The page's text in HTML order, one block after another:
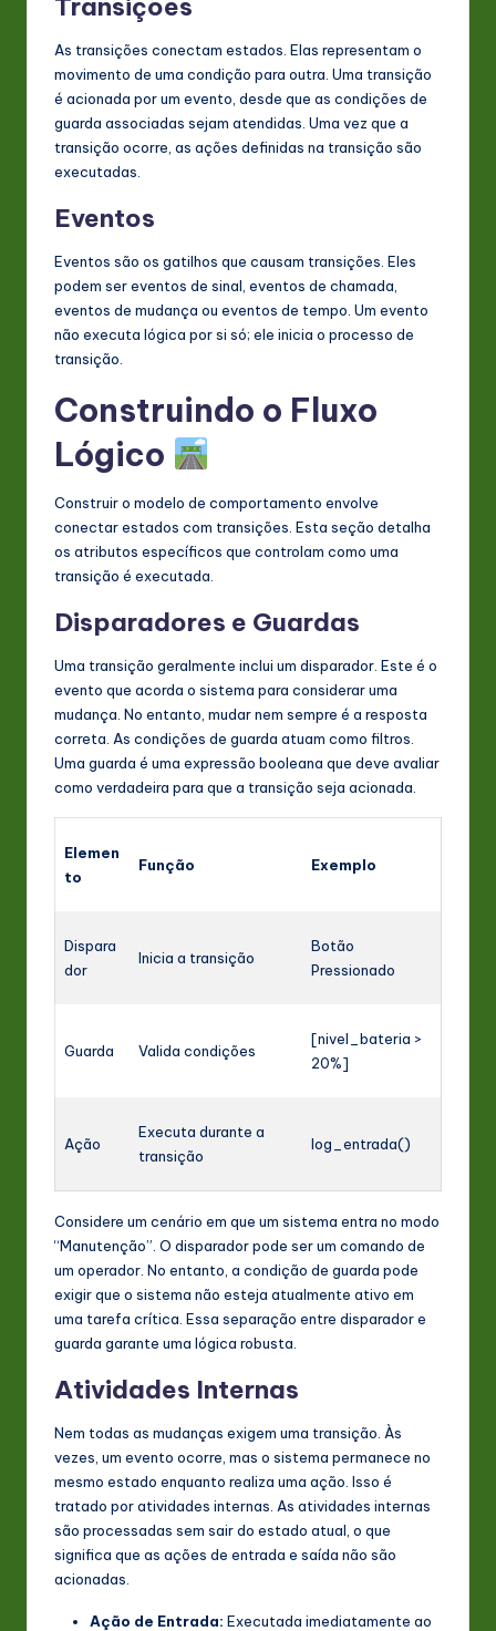
Transições
As transições conectam estados. Elas representam o
movimento de uma condição para outra. Uma transição
é acionada por um evento, desde que as condições de
guarda associadas sejam atendidas. Uma vez que a
transição ocorre, as ações definidas na transição são
executadas.
Eventos
Eventos são os gatilhos que causam transições. Eles
podem ser eventos de sinal, eventos de chamada,
eventos de mudança ou eventos de tempo. Um evento
não executa lógica por si só; ele inicia o processo de
transição.
Construindo o Fluxo
Lógico
Construir o modelo de comportamento envolve
conectar estados com transições. Esta seção detalha
os atributos específicos que controlam como uma
transição é executada.
Disparadores e Guardas
Uma transição geralmente inclui um disparador. Este é o
evento que acorda o sistema para considerar uma
mudança. No entanto, mudar nem sempre é a resposta
correta. As condições de guarda atuam como filtros.
Uma guarda é uma expressão booleana que deve avaliar
como verdadeira para que a transição seja acionada.
Elemen
to
Função Exemplo
Dispara
dor
Inicia a transição
Botão
Pressionado
Guarda Valida condições
[nivel_bateria >
20%]
Ação
Executa durante a
transição
log_entrada()
Considere um cenário em que um sistema entra no modo
“Manutenção”. O disparador pode ser um comando de
um operador. No entanto, a condição de guarda pode
exigir que o sistema não esteja atualmente ativo em
uma tarefa crítica. Essa separação entre disparador e
guarda garante uma lógica robusta.
Atividades Internas
Nem todas as mudanças exigem uma transição. Às
vezes, um evento ocorre, mas o sistema permanece no
mesmo estado enquanto realiza uma ação. Isso é
tratado por atividades internas. As atividades internas
são processadas sem sair do estado atual, o que
significa que as ações de entrada e saída não são
acionadas.
Ação de Entrada: Executada imediatamente ao